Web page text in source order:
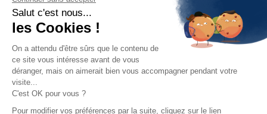
Contactez-nous
SUIVEZ NOUS